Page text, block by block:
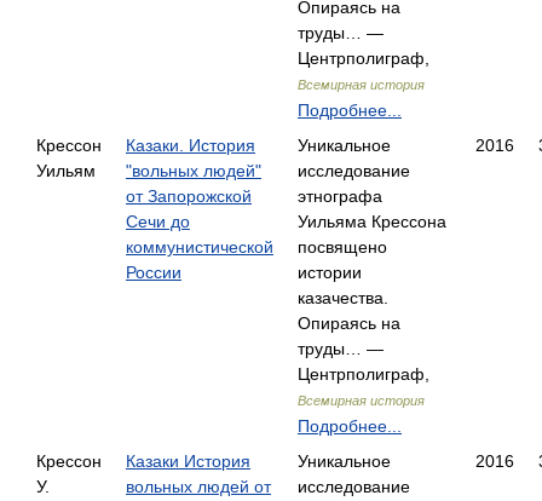
Опираясь на
труды… —
Центрполиграф,
Всемирная история
Подробнее...
Крессон
Уильям
Казаки. История
"вольных людей"
от Запорожской
Сечи до
коммунистической
России
Уникальное
исследование
этнографа
Уильяма Крессона
посвящено
истории
казачества.
Опираясь на
труды… —
Центрполиграф,
Всемирная история
Подробнее...
2016
Крессон
У.
Казаки История
вольных людей от
Уникальное
исследование
2016